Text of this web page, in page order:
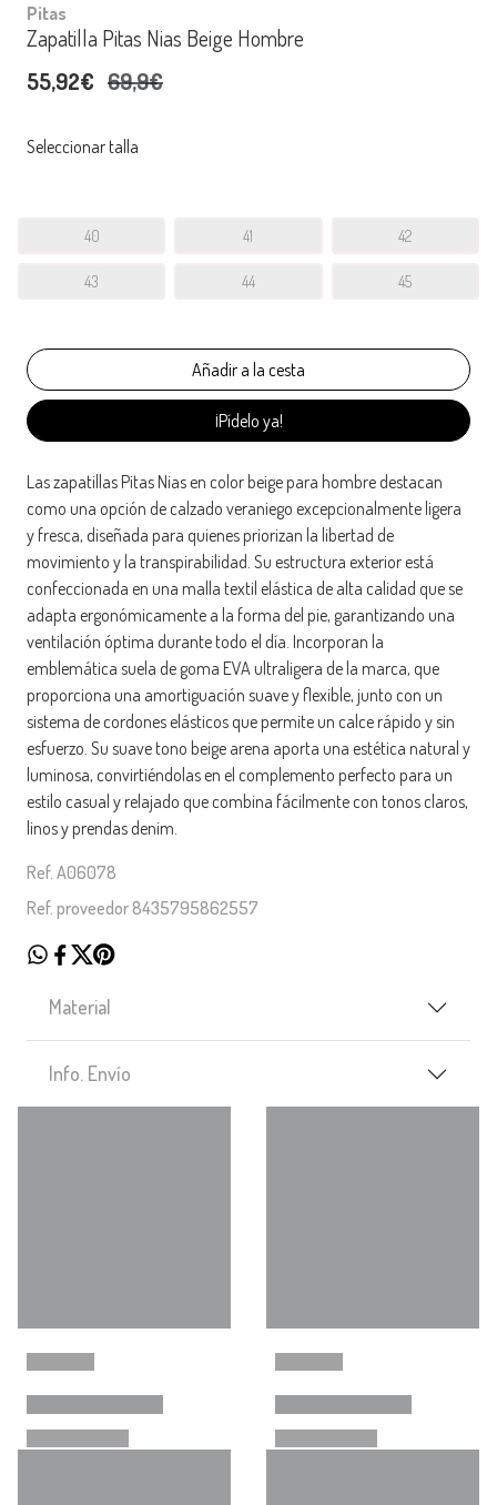
Pitas
Zapatilla Pitas Nias Beige Hombre
55,92€ 69,9€
Seleccionar talla
40 41 42
43 44 45
¡Pídelo ya!
Las zapatillas Pitas Nias en color beige para hombre destacan
como una opción de calzado veraniego excepcionalmente ligera
y fresca, diseñada para quienes priorizan la libertad de
movimiento y la transpirabilidad. Su estructura exterior está
confeccionada en una malla textil elástica de alta calidad que se
adapta ergonómicamente a la forma del pie, garantizando una
ventilación óptima durante todo el día. Incorporan la
emblemática suela de goma EVA ultraligera de la marca, que
proporciona una amortiguación suave y flexible, junto con un
sistema de cordones elásticos que permite un calce rápido y sin
esfuerzo. Su suave tono beige arena aporta una estética natural y
luminosa, convirtiéndolas en el complemento perfecto para un
estilo casual y relajado que combina fácilmente con tonos claros,
linos y prendas denim.
Ref. A06078
Ref. proveedor 8435795862557
Material
Info. Envío